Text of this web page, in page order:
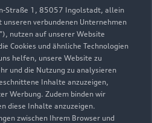
Straße 1, 85057 Ingolstadt, allein
verbundenen Unternehmen
nutzen auf unserer Website
Cookies und ähnliche Technologien
helfen, unsere Website zu
und die Nutzung zu analysieren
Inhalte anzuzeigen,
Werbung. Zudem binden wir
diese Inhalte anzuzeigen.
zwischen Ihrem Browser und